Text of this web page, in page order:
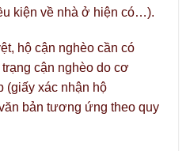
kiện về nhà ở hiện có…).
hộ cận nghèo cần có
cận nghèo do cơ
(giấy xác nhận hộ
bản tương ứng theo quy